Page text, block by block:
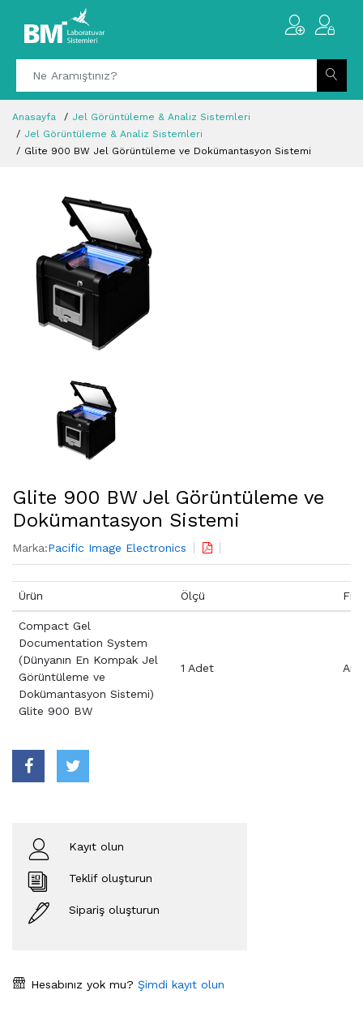
Anasayfa
Jel Görüntüleme & Analiz Sistemleri
Jel Görüntüleme & Analiz Sistemleri
Glite 900 BW Jel Görüntüleme ve Dokümantasyon Sistemi
Glite 900 BW Jel Görüntüleme ve
Dokümantasyon Sistemi
Marka:Pacific Image Electronics
Ürün Ölçü
Compact Gel
Documentation System
(Dünyanın En Kompak Jel
Görüntüleme ve
Dokümantasyon Sistemi)
Glite 900 BW
1 Adet
Kayıt olun
Teklif oluşturun
Sipariş oluşturun
Hesabınız yok mu? Şimdi kayıt olun